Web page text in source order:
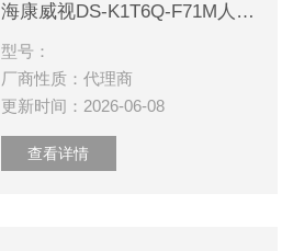
海康威视DS-K1T6Q-F71M人脸门禁一体机
型号：
厂商性质：代理商
更新时间：2026-06-08
查看详情